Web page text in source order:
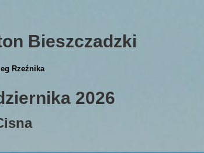
Bieszczadzki
Rzeźnika
2026